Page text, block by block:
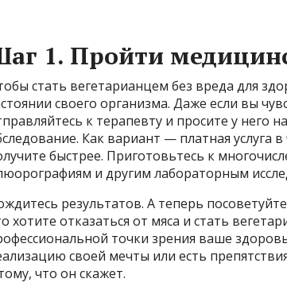
1. Пройти
стать вегетарианцем без вреда для
своего организма. Даже если вы
к терапевту и просите у него
Как вариант — платная услуга
быстрее. Приготовьтесь к
и другим лабораторным
результатов. А теперь
хотите отказаться от мяса и стать
точки зрения ваше
своей мечты или есть
что он скажет.